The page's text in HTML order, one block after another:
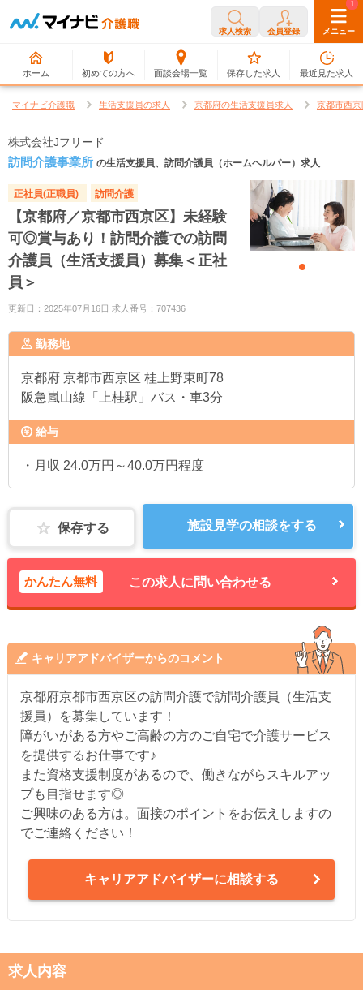
求人検索 会員登録 メニュー
ホーム 初めての方へ 面談会場一覧
0
保存した求人
1
最近見た求人
マイナビ介護職 生活支援員の求人 京都府の生活支援員求人 京都市西
株式会社Jフリード
訪問介護事業所 の生活支援員、訪問介護員（ホームヘルパー）求人
正社員(正職員) 訪問介護
【京都府／京都市西京区】未経験
可◎賞与あり！訪問介護での訪問
介護員（生活支援員）募集＜正社
員＞
更新日：2025年07月16日 求人番号：707436
勤務地
京都府 京都市西京区 桂上野東町78
阪急嵐山線「上桂駅」バス・車3分
給与
・月収 24.0万円～40.0万円程度
保存する 施設見学の相談をする
かんたん無料 この求人に問い合わせる
キャリアアドバイザーからのコメント
京都府京都市西京区の訪問介護で訪問介護員（生活支
援員）を募集しています！
障がいがある方やご高齢の方のご自宅で介護サービス
を提供するお仕事です♪
また資格支援制度があるので、働きながらスキルアッ
プも目指せます◎
ご興味のある方は。面接のポイントをお伝えしますの
でご連絡ください！
キャリアアドバイザーに相談する
求人内容